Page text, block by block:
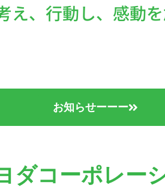
え、行動し、感動
お知らせーーー
ダコーポレー